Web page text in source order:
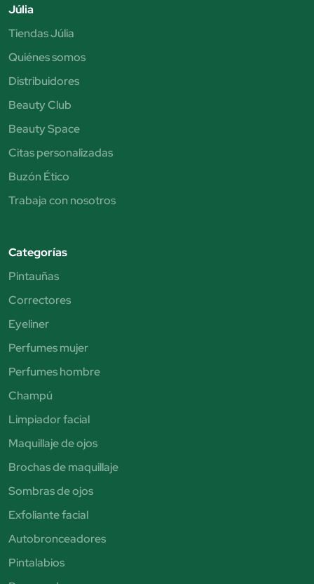
Júlia
Tiendas Júlia
Quiénes somos
Distribuidores
Beauty Club
Beauty Space
Citas personalizadas
Buzón Ético
Trabaja con nosotros
Categorías
Pintauñas
Correctores
Eyeliner
Perfumes mujer
Perfumes hombre
Champú
Limpiador facial
Maquillaje de ojos
Brochas de maquillaje
Sombras de ojos
Exfoliante facial
Autobronceadores
Pintalabios